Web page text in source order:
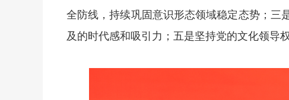
全防线，持续巩固意识形态领域稳定态势；三
及的时代感和吸引力；五是坚持党的文化领导